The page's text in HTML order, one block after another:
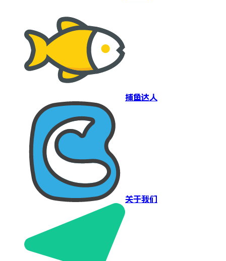
捕鱼达人
关于我们